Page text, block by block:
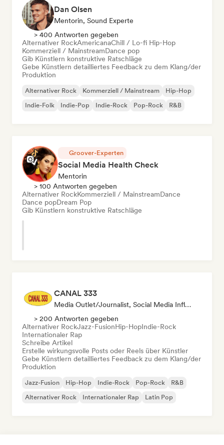
Dan Olsen
Mentorin, Sound Experte
> 400 Antworten gegeben
Alternativer RockAmericanaChill / Lo-fi Hip-Hop
Kommerziell / MainstreamDance pop
Gib Künstlern konstruktive Ratschläge
Gebe Künstlern detailliertes Feedback zu dem Klang/der
Produktion
Alternativer Rock Kommerziell / Mainstream
Hip-Hop
Indie-Folk
Indie-Pop Indie-Rock Pop-Rock R&B
Groover-Experten
Social Media Health Check
Mentorin
> 100 Antworten gegeben
Alternativer RockKommerziell / MainstreamDance
Dance popDream Pop
Gib Künstlern konstruktive Ratschläge
CANAL 333
Media Outlet/Journalist, Social Media Influencer, Sound Experte
> 200 Antworten gegeben
Alternativer RockJazz-FusionHip-HopIndie-Rock
Internationaler Rap
Schreibe Artikel
Erstelle wirkungsvolle Posts oder Reels über Künstler
Gebe Künstlern detailliertes Feedback zu dem Klang/der
Produktion
Jazz-Fusion Hip-Hop Indie-Rock Pop-Rock
R&B
Alternativer Rock
Internationaler Rap Latin Pop